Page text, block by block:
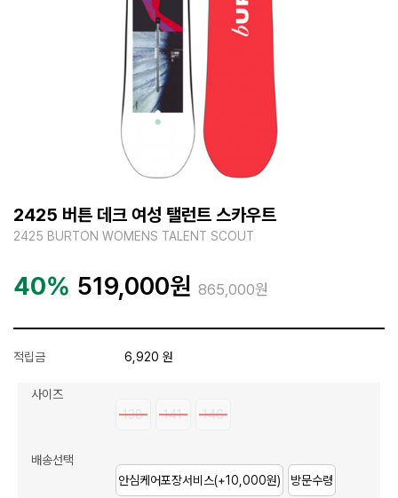
2425 버튼 데크 여성 탤런트 스카우트
2425 BURTON WOMENS TALENT SCOUT
40% 519,000원 865,000원
적립금 6,920 원
사이즈
138
141 146
배송선택
안심케어포장서비스(+10,000원) 방문수령